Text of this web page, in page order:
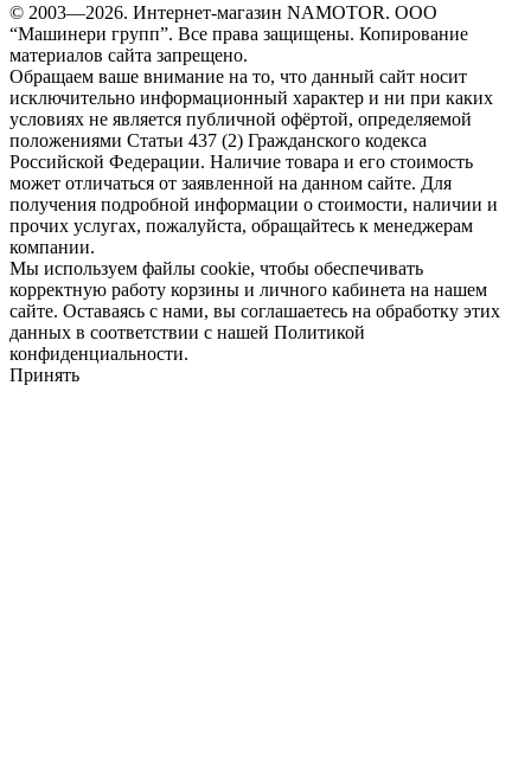
© 2003—2026. Интернет-магазин NAMOTOR. ООО
“Машинери групп”. Все права защищены. Копирование
материалов сайта запрещено.
Обращаем ваше внимание на то, что данный сайт носит
исключительно информационный характер и ни при каких
условиях не является публичной офёртой, определяемой
положениями Статьи 437 (2) Гражданского кодекса
Российской Федерации. Наличие товара и его стоимость
может отличаться от заявленной на данном сайте. Для
получения подробной информации о стоимости, наличии и
прочих услугах, пожалуйста, обращайтесь к менеджерам
компании.
Мы используем файлы cookie, чтобы обеспечивать
корректную работу корзины и личного кабинета на нашем
сайте. Оставаясь с нами, вы соглашаетесь на обработку этих
данных в соответствии с нашей Политикой
конфиденциальности.
Принять